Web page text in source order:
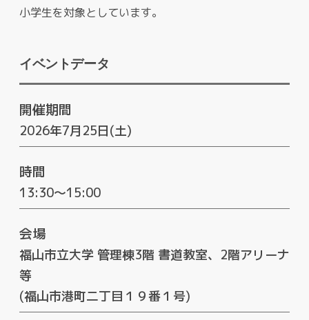
小学生を対象としています。
イベントデータ
開催期間
2026年7月25日(土)
時間
13:30～15:00
会場
福山市立大学 管理棟3階 書道教室、2階アリーナ
等
(福山市港町二丁目１９番１号)